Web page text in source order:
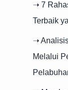
➝ 7
Terbaik
➝
Melalui